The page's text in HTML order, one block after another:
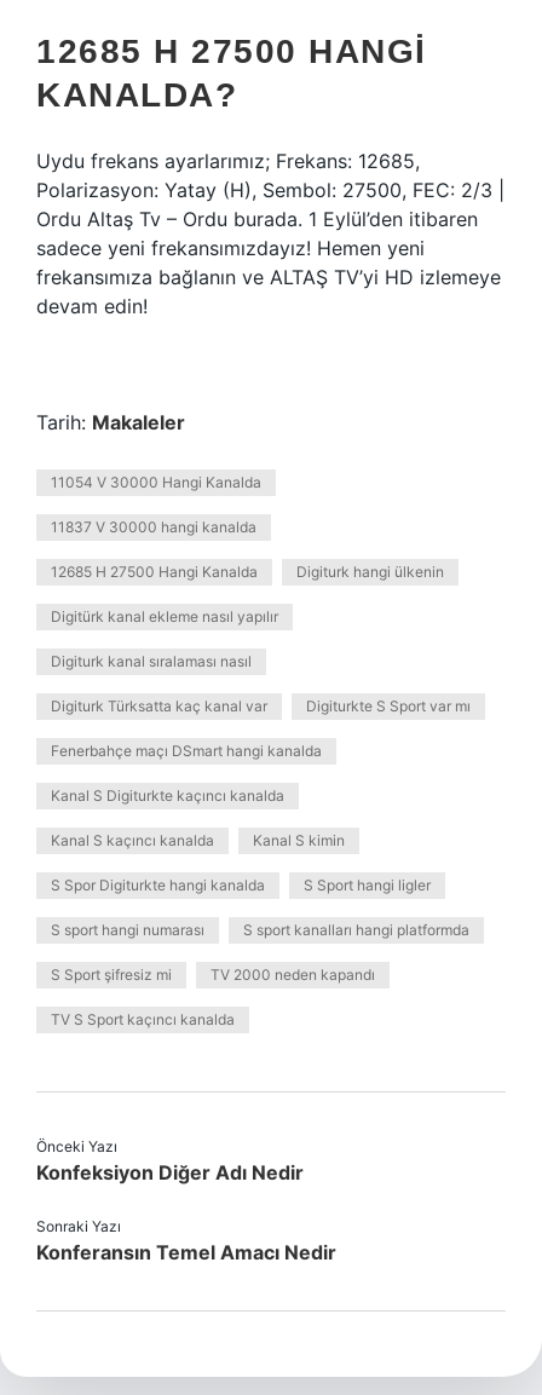
12685 H 27500 HANGI
KANALDA?
Uydu frekans ayarlarımız; Frekans: 12685,
Polarizasyon: Yatay (H), Sembol: 27500, FEC: 2/3 |
Ordu Altaş Tv – Ordu burada. 1 Eylül’den itibaren
sadece yeni frekansımızdayız! Hemen yeni
frekansımıza bağlanın ve ALTAŞ TV’yi HD izlemeye
devam edin!
Tarih: Makaleler
11054 V 30000 Hangi Kanalda
11837 V 30000 hangi kanalda
12685 H 27500 Hangi Kanalda Digiturk hangi ülkenin
Digitürk kanal ekleme nasıl yapılır
Digiturk kanal sıralaması nasıl
Digiturk Türksatta kaç kanal var Digiturkte S Sport var mı
Fenerbahçe maçı DSmart hangi kanalda
Kanal S Digiturkte kaçıncı kanalda
Kanal S kaçıncı kanalda Kanal S kimin
S Spor Digiturkte hangi kanalda S Sport hangi ligler
S sport hangi numarası S sport kanalları hangi platformda
S Sport şifresiz mi TV 2000 neden kapandı
TV S Sport kaçıncı kanalda
Önceki Yazı
Konfeksiyon Diğer Adı Nedir
Sonraki Yazı
Konferansın Temel Amacı Nedir